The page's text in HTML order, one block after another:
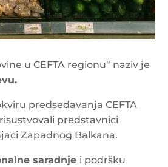
u CEFTA regionu“ naziv je
predsedavanja CEFTA
predstavnici
Zapadnog Balkana.
saradnje i podršku